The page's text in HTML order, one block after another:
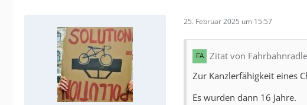
25. Februar 2025 um 15:57
Zitat von
Zur Kanzlerfähigkeit eines
Es wurden dann 16 Jahre.